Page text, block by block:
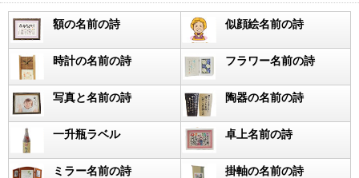
額の名前の詩 似顔絵名前の詩
時計の名前の詩 フラワー名前の詩
写真と名前の詩 陶器の名前の詩
一升瓶ラベル 卓上名前の詩
ミラー名前の詩 掛軸の名前の詩